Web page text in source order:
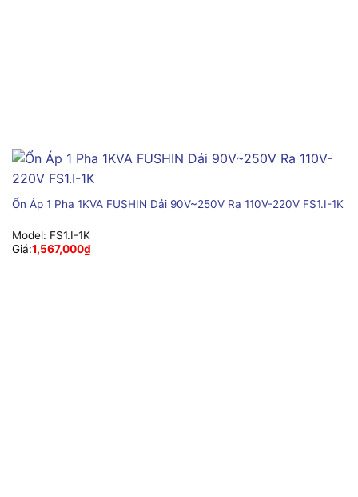
Ổn Áp 1 Pha 1KVA FUSHIN Dải 90V~250V Ra 110V-220V FS1.I-1K
Model: FS1.I-1K
Giá:1,567,000₫